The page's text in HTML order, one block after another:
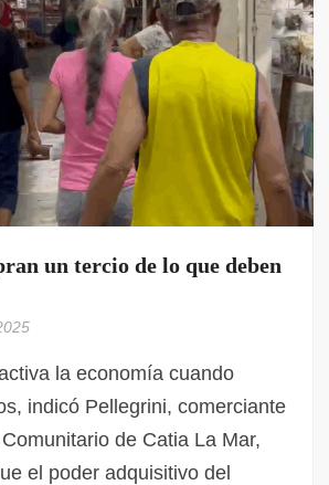
un tercio de lo que deben
la economía cuando
indicó Pellegrini, comerciante
de Catia La Mar,
el poder adquisitivo del